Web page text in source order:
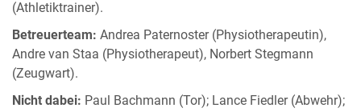
(Athletiktrainer).
Betreuerteam: Andrea Paternoster (Physiotherapeutin),
Andre van Staa (Physiotherapeut), Norbert Stegmann
(Zeugwart).
Nicht dabei: Paul Bachmann (Tor); Lance Fiedler (Abwehr);